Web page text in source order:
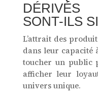
DÉRIVÉS
SONT-ILS
L’attrait des
dans leur capacité
toucher un public
afficher leur
univers unique.